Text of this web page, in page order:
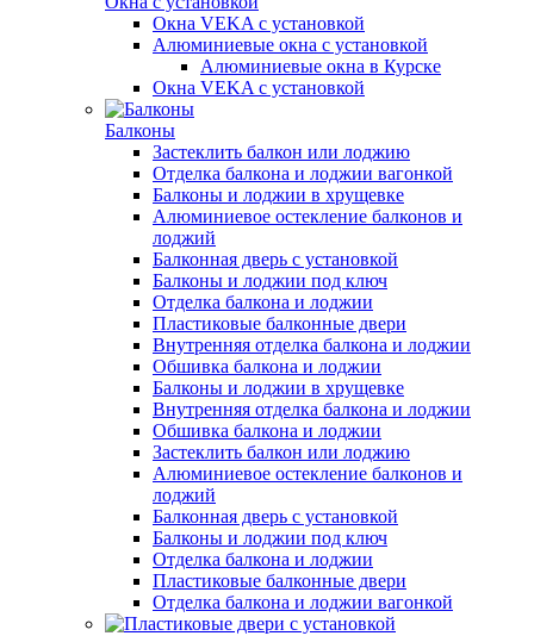
Окна VEKA с установкой
Алюминиевые окна с установкой
Алюминиевые окна в Курске
Окна VEKA с установкой
Балконы
Застеклить балкон или лоджию
Отделка балкона и лоджии вагонкой
Балконы и лоджии в хрущевке
Алюминиевое остекление балконов и
лоджий
Балконная дверь с установкой
Балконы и лоджии под ключ
Отделка балкона и лоджии
Пластиковые балконные двери
Внутренняя отделка балкона и лоджии
Обшивка балкона и лоджии
Балконы и лоджии в хрущевке
Внутренняя отделка балкона и лоджии
Обшивка балкона и лоджии
Застеклить балкон или лоджию
Алюминиевое остекление балконов и
лоджий
Балконная дверь с установкой
Балконы и лоджии под ключ
Отделка балкона и лоджии
Пластиковые балконные двери
Отделка балкона и лоджии вагонкой